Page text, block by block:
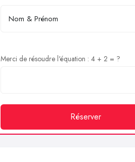
Merci de résoudre l'équation : 4 + 2 = ?
Réserver